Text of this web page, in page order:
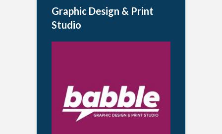
Graphic Design & Print
Studio